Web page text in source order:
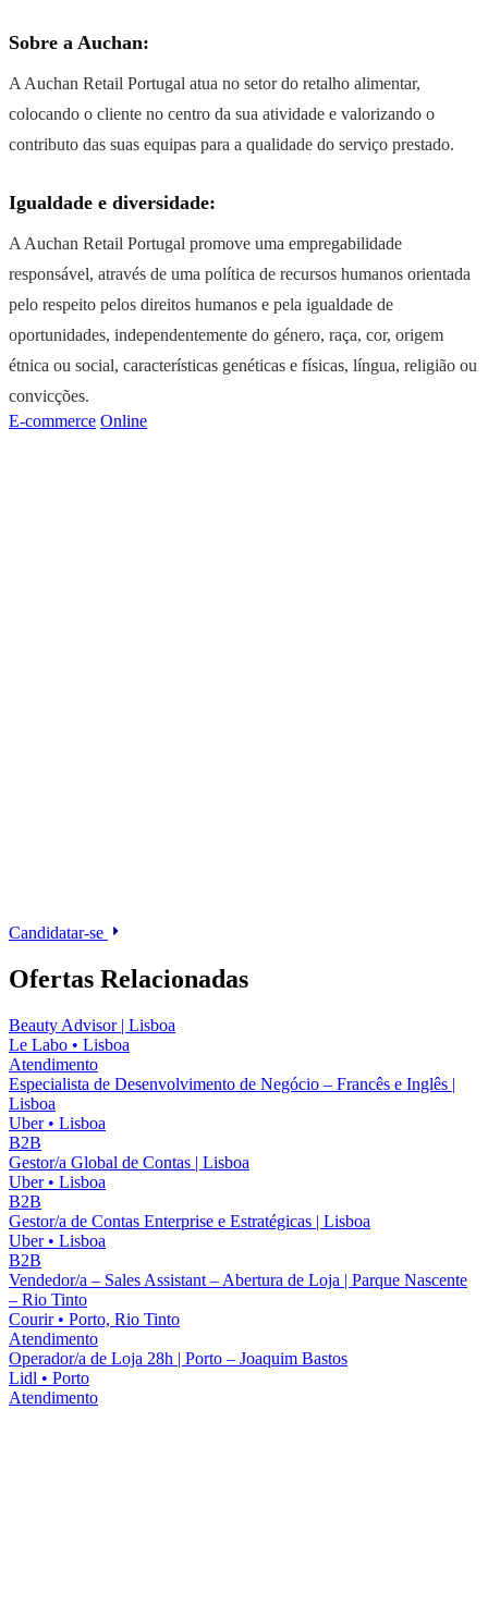
Sobre a Auchan:
A Auchan Retail Portugal atua no setor do retalho alimentar,
colocando o cliente no centro da sua atividade e valorizando o
contributo das suas equipas para a qualidade do serviço prestado.
Igualdade e diversidade:
A Auchan Retail Portugal promove uma empregabilidade
responsável, através de uma política de recursos humanos orientada
pelo respeito pelos direitos humanos e pela igualdade de
oportunidades, independentemente do género, raça, cor, origem
étnica ou social, características genéticas e físicas, língua, religião ou
convicções.
E-commerce Online
Candidatar-se
Ofertas Relacionadas
Beauty Advisor | Lisboa
Le Labo • Lisboa
Atendimento
Especialista de Desenvolvimento de Negócio – Francês e Inglês |
Lisboa
Uber • Lisboa
B2B
Gestor/a Global de Contas | Lisboa
Uber • Lisboa
B2B
Gestor/a de Contas Enterprise e Estratégicas | Lisboa
Uber • Lisboa
B2B
Vendedor/a – Sales Assistant – Abertura de Loja | Parque Nascente
– Rio Tinto
Courir • Porto, Rio Tinto
Atendimento
Operador/a de Loja 28h | Porto – Joaquim Bastos
Lidl • Porto
Atendimento